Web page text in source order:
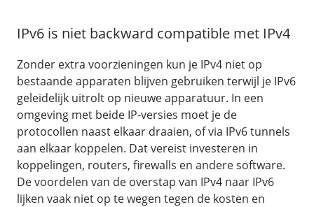
IPv6 is niet backward compatible met IPv4
Zonder extra voorzieningen kun je IPv4 niet op
bestaande apparaten blijven gebruiken terwijl je IPv6
geleidelijk uitrolt op nieuwe apparatuur. In een
omgeving met beide IP-versies moet je de
protocollen naast elkaar draaien, of via IPv6 tunnels
aan elkaar koppelen. Dat vereist investeren in
koppelingen, routers, firewalls en andere software.
De voordelen van de overstap van IPv4 naar IPv6
lijken vaak niet op te wegen tegen de kosten en